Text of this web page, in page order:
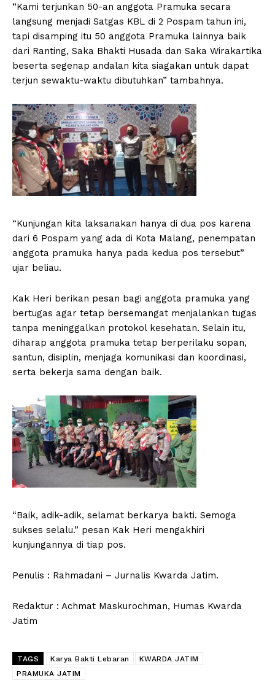
“Kami terjunkan 50-an anggota Pramuka secara
langsung menjadi Satgas KBL di 2 Pospam tahun ini,
tapi disamping itu 50 anggota Pramuka lainnya baik
dari Ranting, Saka Bhakti Husada dan Saka Wirakartika
beserta segenap andalan kita siagakan untuk dapat
terjun sewaktu-waktu dibutuhkan” tambahnya.
“Kunjungan kita laksanakan hanya di dua pos karena
dari 6 Pospam yang ada di Kota Malang, penempatan
anggota pramuka hanya pada kedua pos tersebut”
ujar beliau.
Kak Heri berikan pesan bagi anggota pramuka yang
bertugas agar tetap bersemangat menjalankan tugas
tanpa meninggalkan protokol kesehatan. Selain itu,
diharap anggota pramuka tetap berperilaku sopan,
santun, disiplin, menjaga komunikasi dan koordinasi,
serta bekerja sama dengan baik.
“Baik, adik-adik, selamat berkarya bakti. Semoga
sukses selalu.” pesan Kak Heri mengakhiri
kunjungannya di tiap pos.
Penulis : Rahmadani – Jurnalis Kwarda Jatim.
Redaktur : Achmat Maskurochman, Humas Kwarda
Jatim
TAGS Karya Bakti Lebaran
KWARDA JATIM
PRAMUKA JATIM